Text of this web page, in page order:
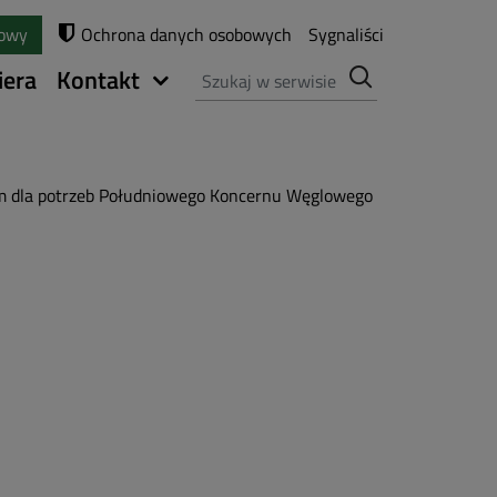
Ochrona danych osobowych Sygnaliści
Kontakt Szukaj
potrzeb Południowego Koncernu Węglowego